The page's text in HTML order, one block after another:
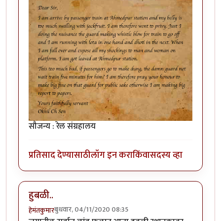
सौजन्य : रेल संग्रहालय
प्रतिसाद देण्यासाठीलॉग इन कराकिंवासदस्य व्हा
हुबळी..
हेमंतकुमारबुधवार, 04/11/2020 08:35